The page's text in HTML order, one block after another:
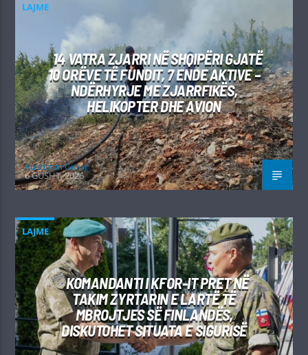
LAJME
14 VATRA ZJARRI NË SHQIPËRI GJATË
10 ORËVE TË FUNDIT, 7 ENDE AKTIVE –
NDËRHYRJE ME ZJARRFIKËS,
HELIKOPTER DHE AVION
Kushtrim Guraj
6 GUSHT, 2026
LAJME
KOMANDANTI I KFOR-IT PRET NË
TAKIM ZYRTARIN E LARTË TË
MBROJTJES SË FINLANDËS,
DISKUTOHET SITUATA E SIGURISË